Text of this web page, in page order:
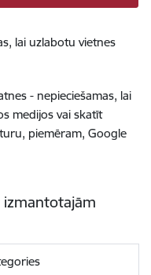
lai uzlabotu vietnes
- nepieciešamas, lai
medijos vai skatīt
piemēram, Google